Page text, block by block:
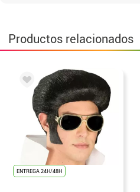
Productos relacionados
ENTREGA 24H/48H